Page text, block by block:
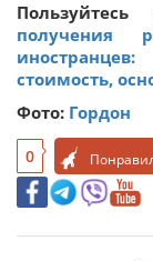
получения
стоимость,
Фото: Гордон
0